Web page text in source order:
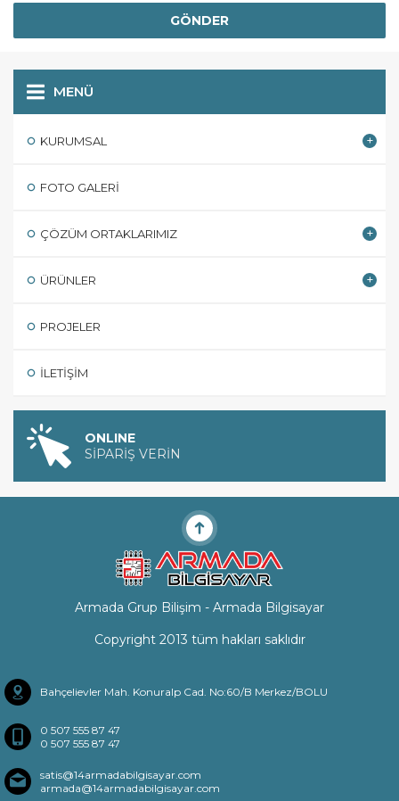
MENÜ
KURUMSAL
FOTO GALERI
ÇÖZÜM ORTAKLARIMIZ
ÜRÜNLER
PROJELER
İLETIŞIM
ONLINE
SİPARİŞ VERİN
Armada Grup Bilişim - Armada Bilgisayar
Copyright 2013 tüm hakları saklıdır
Bahçelievler Mah. Konuralp Cad. No:60/B Merkez/BOLU
0 507 555 87 47
0 507 555 87 47
satis@14armadabilgisayar.com
armada@14armadabilgisayar.com